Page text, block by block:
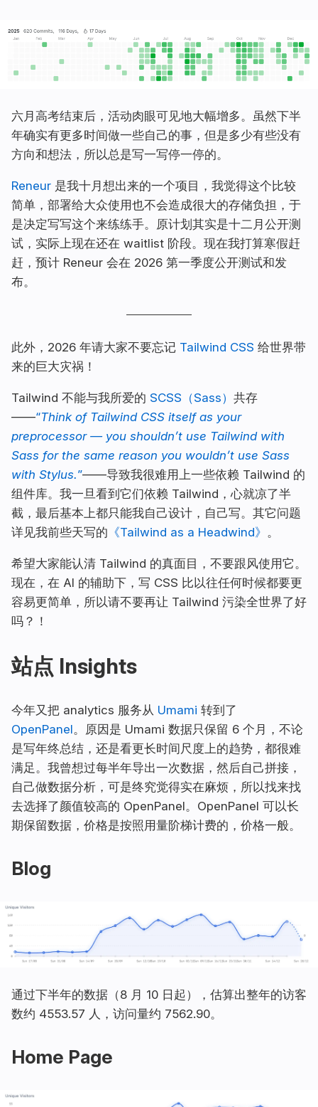
六月高考结束后，活动肉眼可见地大幅增多。虽然下半
年确实有更多时间做一些自己的事，但是多少有些没有
方向和想法，所以总是写一写停一停的。
Reneur 是我十月想出来的一个项目，我觉得这个比较
简单，部署给大众使用也不会造成很大的存储负担，于
是决定写写这个来练练手。原计划其实是十二月公开测
试，实际上现在还在 waitlist 阶段。现在我打算寒假赶
赶，预计 Reneur 会在 2026 第一季度公开测试和发
布。
此外，2026 年请大家不要忘记 Tailwind CSS 给世界带
来的巨大灾祸！
Tailwind 不能与我所爱的 SCSS（Sass） 共存
——“Think of Tailwind CSS itself as your
preprocessor — you shouldn’t use Tailwind with
Sass for the same reason you wouldn’t use Sass
with Stylus.”——导致我很难用上一些依赖 Tailwind 的
组件库。我一旦看到它们依赖 Tailwind，心就凉了半
截，最后基本上都只能我自己设计，自己写。其它问题
详见我前些天写的 《Tailwind as a Headwind》 。
希望大家能认清 Tailwind 的真面目，不要跟风使用它。
现在，在 AI 的辅助下，写 CSS 比以往任何时候都要更
容易更简单，所以请不要再让 Tailwind 污染全世界了好
吗？！
站点 Insights
今年又把 analytics 服务从 Umami 转到了
OpenPanel。原因是 Umami 数据只保留 6 个月，不论
是写年终总结，还是看更长时间尺度上的趋势，都很难
满足。我曾想过每半年导出一次数据，然后自己拼接，
自己做数据分析，可是终究觉得实在麻烦，所以找来找
去选择了颜值较高的 OpenPanel。OpenPanel 可以长
期保留数据，价格是按照用量阶梯计费的，价格一般。
Blog
通过下半年的数据（8 月 10 日起），估算出整年的访客
数约 4553.57 人，访问量约 7562.90。
Home Page